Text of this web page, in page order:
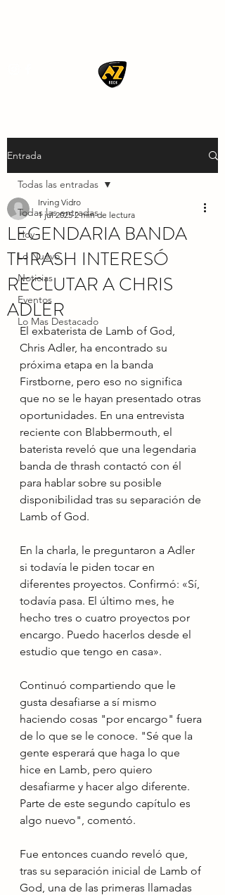
Entrada
Todas las entradas
Hoy
Lo Nuevo
Noticias
Eventos
Lo Mas Destacado
Todas las entradas
LEGENDARIA BANDA
THRASH INTERESÓ
RECLUTAR A CHRIS
ADLER
Irving Vidro
1 jul 2025 2 min de lectura
El exbaterista de Lamb of God,
Chris Adler, ha encontrado su
próxima etapa en la banda
Firstborne, pero eso no significa
que no se le hayan presentado otras
oportunidades. En una entrevista
reciente con Blabbermouth, el
baterista reveló que una legendaria
banda de thrash contactó con él
para hablar sobre su posible
disponibilidad tras su separación de
Lamb of God.
En la charla, le preguntaron a Adler
si todavía le piden tocar en
diferentes proyectos. Confirmó: «Sí,
todavía pasa. El último mes, he
hecho tres o cuatro proyectos por
encargo. Puedo hacerlos desde el
estudio que tengo en casa».
Continuó compartiendo que le
gusta desafiarse a sí mismo
haciendo cosas "por encargo" fuera
de lo que se le conoce. "Sé que la
gente esperará que haga lo que
hice en Lamb, pero quiero
desafiarme y hacer algo diferente.
Parte de este segundo capítulo es
algo nuevo", comentó.
Fue entonces cuando reveló que,
tras su separación inicial de Lamb of
God, una de las primeras llamadas